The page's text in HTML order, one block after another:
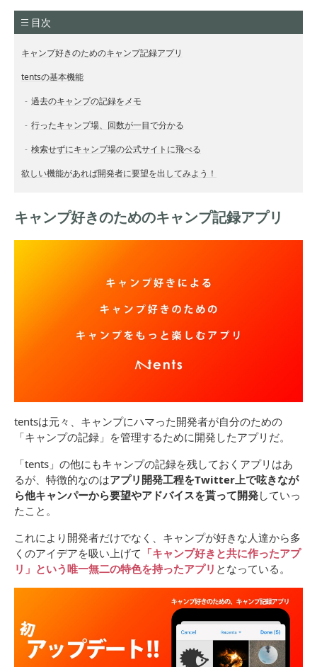
目次
キャンプ好きのためのキャンプ記録アプリ
tentsの基本機能
過去のキャンプの記録をメモ
行ったキャンプ場、回数が一目で分かる
検索せずにキャンプ場の公式サイトに飛べる
欲しい機能があれば開発者に要望を出してみよう！
キャンプ好きのためのキャンプ記録アプリ
tentsは元々、キャンプにハマった開発者が自分のための
「キャンプの記録」を管理するために開発したアプリだ。
「tents」の他にもキャンプの記録を残しておくアプリはあ
るが、特徴的なのはアプリ開発工程をTwitter上で呟きなが
ら他キャンパーから要望やアドバイスを貰って開発していっ
たこと。
これにより開発者だけでなく、キャンプが好きな人達から多
くのアイデアを吸い上げて 「キャンプ好きと共に作ったアプ
リ」という唯一無二の特色を持ったアプリ となっている。